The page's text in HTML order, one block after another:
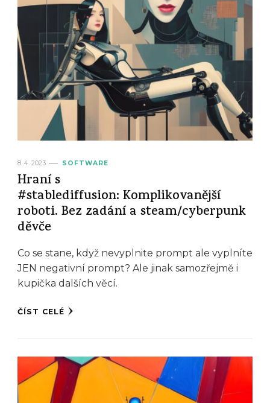
8. 4. 2023 SOFTWARE
Hraní s
#stablediffusion: Komplikovanější
roboti. Bez zadání a steam/cyberpunk
děvče
Co se stane, když nevyplnite prompt ale vyplníte
JEN negativní prompt? Ale jinak samozřejmě i
kupička dalších věcí.
ČÍST CELÉ